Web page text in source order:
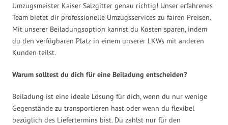
Umzugsmeister Kaiser Salzgitter genau richtig! Unser erfahrenes
Team bietet dir professionelle Umzugsservices zu fairen Preisen.
Mit unserer Beiladungsoption kannst du Kosten sparen, indem
du den verfügbaren Platz in einem unserer LKWs mit anderen
Kunden teilst.
Warum solltest du dich für eine Beiladung entscheiden?
Beiladung ist eine ideale Lösung für dich, wenn du nur wenige
Gegenstände zu transportieren hast oder wenn du flexibel
bezüglich des Liefertermins bist. Du zahlst nur für den